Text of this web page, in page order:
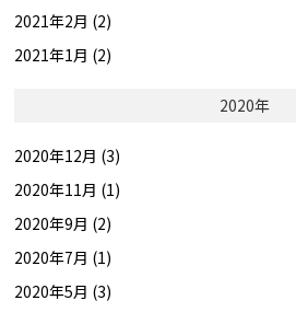
2021年2月 (2)
2021年1月 (2)
2020年
2020年12月 (3)
2020年11月 (1)
2020年9月 (2)
2020年7月 (1)
2020年5月 (3)